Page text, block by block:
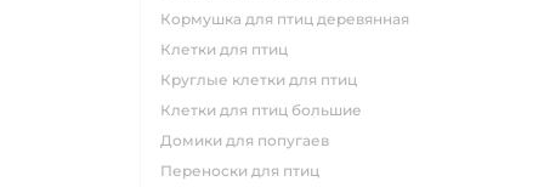
кормушка для птиц деревянная
клетки для птиц
круглые клетки для птиц
клетки для птиц большие
домики для попугаев
переноски для птиц